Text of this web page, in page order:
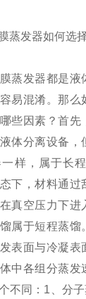
蒸发器如何选
蒸发器都是
易混淆。 那么
些因素？首先
体分离设备，
样，属于长
下，材料通
真空压力下进
属于短程蒸馏。
表面与冷凝
中各组分蒸发
不同： 1、分